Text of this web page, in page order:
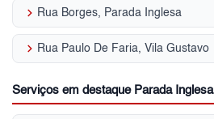
keyboard_arrow_right Rua Borges, Parada Inglesa
keyboard_arrow_right Rua Paulo De Faria, Vila Gustavo
Serviços em destaque Parada Inglesa